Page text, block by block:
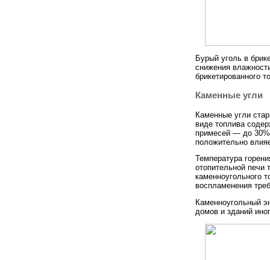
Бурый уголь в
снижения
брикетированного
Каменные угли
Каменные угли
виде топлива
примесей — до
положительно
Температура
отопительной печи
каменноугольного
воспламенения
Каменноугольный
домов и зданий